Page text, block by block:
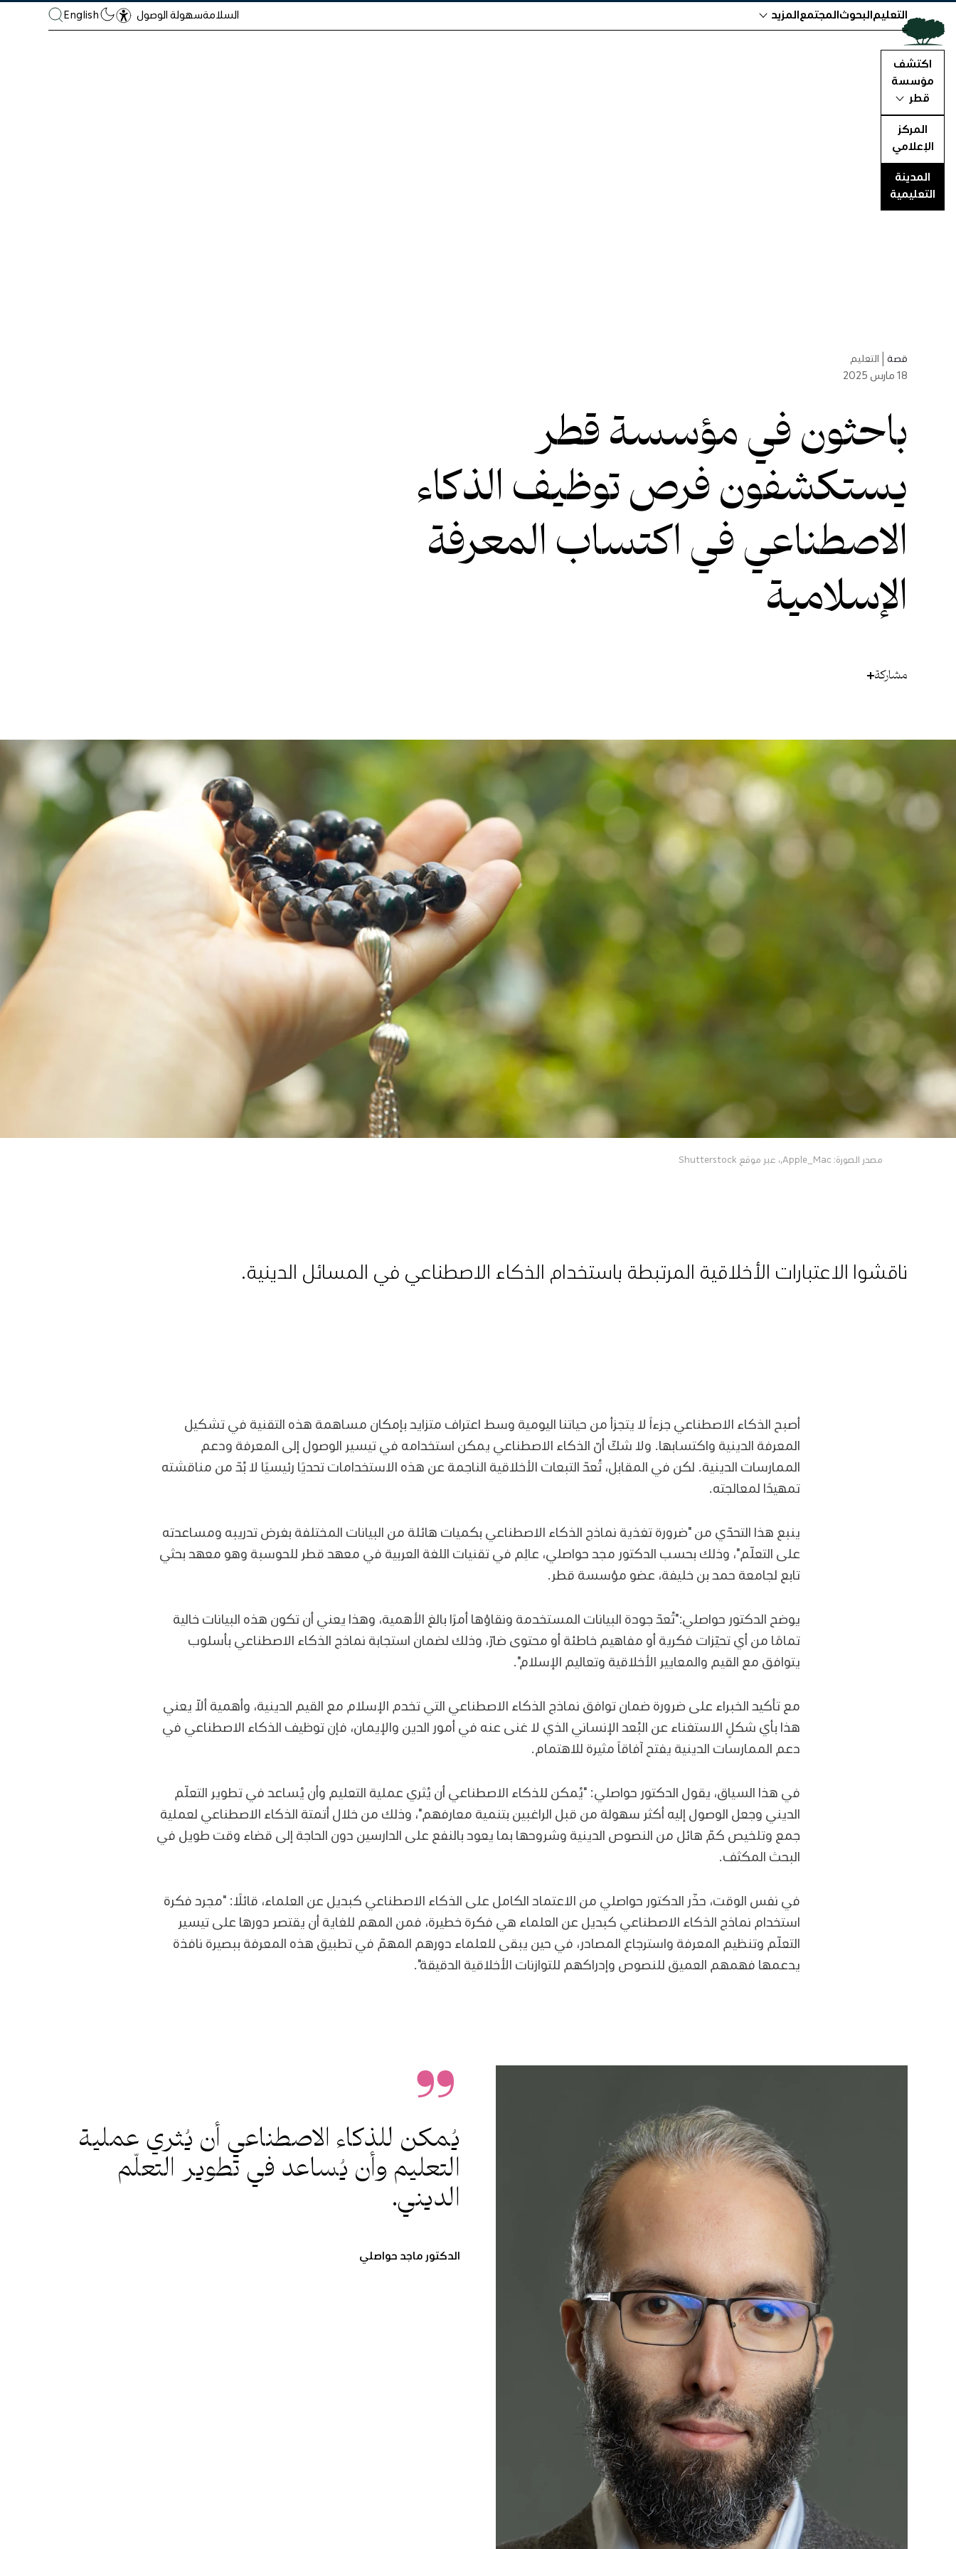
اكتشف
مؤسسة
قطر
المركز
الإعلامي
المدينة
التعليمية
التعليمالبحوثالمجتمعالمزيد السلامةسهولة الوصول English
قصة التعليم
18 مارس 2025
باحثون في مؤسسة قطر
يستكشفون فرص توظيف الذكاء
الاصطناعي في اكتساب المعرفة
الإسلامية
مشاركة
مصدر الصورة: Apple_Mac,، عبر موقع Shutterstock
ناقشوا الاعتبارات الأخلاقية المرتبطة باستخدام الذكاء الاصطناعي في المسائل الدينية.
أصبح الذكاء الاصطناعي جزءاً لا يتجزأ من حياتنا اليومية وسط اعتراف متزايد بإمكان مساهمة هذه التقنية في تشكيل
المعرفة الدينية واكتسابها. ولا شكّ أنّ الذكاء الاصطناعي يمكن استخدامه في تيسير الوصول إلى المعرفة ودعم
الممارسات الدينية. لكن في المقابل، تُعدّ التبعات الأخلاقية الناجمة عن هذه الاستخدامات تحديًا رئيسيًا لا بُدّ من مناقشته
تمهيدًا لمعالجته.
ينبع هذا التحدّي من "ضرورة تغذية نماذج الذكاء الاصطناعي بكميات هائلة من البيانات المختلفة بغرض تدريبه ومساعدته
على التعلّم"، وذلك بحسب الدكتور مجد حواصلي، عالِم في تقنيات اللغة العربية في معهد قطر للحوسبة وهو معهد بحثي
تابع لجامعة حمد بن خليفة، عضو مؤسسة قطر.
يوضح الدكتور حواصلي:"تُعدّ جودة البيانات المستخدمة ونقاؤها أمرًا بالغ الأهمية، وهذا يعني أن تكون هذه البيانات خالية
تمامًا من أي تحيّزات فكرية أو مفاهيم خاطئة أو محتوى ضارّ، وذلك لضمان استجابة نماذج الذكاء الاصطناعي بأسلوب
يتوافق مع القيم والمعايير الأخلاقية وتعاليم الإسلام".
مع تأكيد الخبراء على ضرورة ضمان توافق نماذج الذكاء الاصطناعي التي تخدم الإسلام مع القيم الدينية، وأهمية ألاّ يعني
هذا بأي شكلٍ الاستغناء عن البُعد الإنساني الذي لا غنى عنه في أمور الدين والإيمان، فإن توظيف الذكاء الاصطناعي في
دعم الممارسات الدينية يفتح آفاقاً مثيرة للاهتمام.
في هذا السياق، يقول الدكتور حواصلي: "يُمكن للذكاء الاصطناعي أن يُثري عملية التعليم وأن يُساعد في تطوير التعلّم
الديني وجعل الوصول إليه أكثر سهولة من قبل الراغبين بتنمية معارفهم"، وذلك من خلال أتمتة الذكاء الاصطناعي لعملية
جمع وتلخيص كمّ هائل من النصوص الدينية وشروحها بما يعود بالنفع على الدارسين دون الحاجة إلى قضاء وقت طويل في
البحث المكثف.
في نفس الوقت، حذّر الدكتور حواصلي من الاعتماد الكامل على الذكاء الاصطناعي كبديل عن العلماء، قائلًا: "مجرد فكرة
استخدام نماذج الذكاء الاصطناعي كبديل عن العلماء هي فكرة خطيرة، فمن المهم للغاية أن يقتصر دورها على تيسير
التعلّم وتنظيم المعرفة واسترجاع المصادر، في حين يبقى للعلماء دورهم المهمّ في تطبيق هذه المعرفة ببصيرة نافذة
يدعمها فهمهم العميق للنصوص وإدراكهم للتوازنات الأخلاقية الدقيقة".
يُمكن للذكاء الاصطناعي أن يُثري عملية
التعليم وأن يُساعد في تطوير التعلّم
الديني.
الدكتور ماجد حواصلي